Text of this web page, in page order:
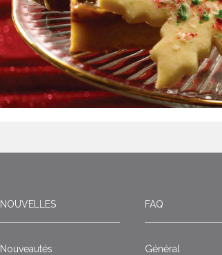
NOUVELLES
Nouveautés
FAQ
Général